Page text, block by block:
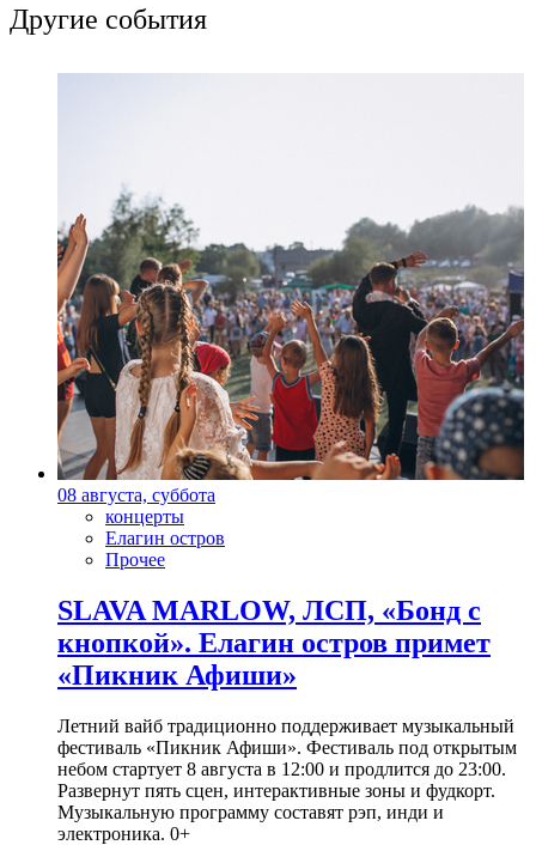
Другие события
08 августа, суббота
концерты
Елагин остров
Прочее
SLAVA MARLOW, ЛСП, «Бонд с
кнопкой». Елагин остров примет
«Пикник Афиши»
Летний вайб традиционно поддерживает музыкальный
фестиваль «Пикник Афиши». Фестиваль под открытым
небом стартует 8 августа в 12:00 и продлится до 23:00.
Развернут пять сцен, интерактивные зоны и фудкорт.
Музыкальную программу составят рэп, инди и
электроника. 0+